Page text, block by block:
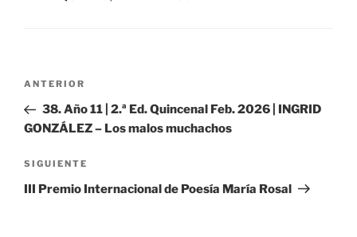
Navegación
entradas
Entrada
anterior:
ANTERIOR
38. Año 11 | 2.ª Ed. Quincenal Feb. 2026 | INGRID
GONZÁLEZ – Los malos muchachos
Siguiente
entrada
SIGUIENTE
III Premio Internacional de Poesía María Rosal